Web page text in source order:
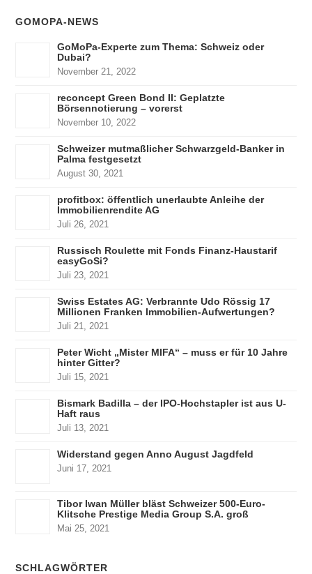
GOMOPA-NEWS
GoMoPa-Experte zum Thema: Schweiz oder
Dubai?
November 21, 2022
reconcept Green Bond II: Geplatzte
Börsennotierung – vorerst
November 10, 2022
Schweizer mutmaßlicher Schwarzgeld-Banker in
Palma festgesetzt
August 30, 2021
profitbox: öffentlich unerlaubte Anleihe der
Immobilienrendite AG
Juli 26, 2021
Russisch Roulette mit Fonds Finanz-Haustarif
easyGoSi?
Juli 23, 2021
Swiss Estates AG: Verbrannte Udo Rössig 17
Millionen Franken Immobilien-Aufwertungen?
Juli 21, 2021
Peter Wicht „Mister MIFA“ – muss er für 10 Jahre
hinter Gitter?
Juli 15, 2021
Bismark Badilla – der IPO-Hochstapler ist aus U-
Haft raus
Juli 13, 2021
Widerstand gegen Anno August Jagdfeld
Juni 17, 2021
Tibor Iwan Müller bläst Schweizer 500-Euro-
Klitsche Prestige Media Group S.A. groß
Mai 25, 2021
SCHLAGWÖRTER